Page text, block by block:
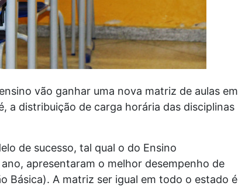
vão ganhar uma nova matriz de aulas em
a distribuição de carga horária das disciplinas
de sucesso, tal qual o do Ensino
apresentaram o melhor desempenho de
Básica). A matriz ser igual em todo o estado é